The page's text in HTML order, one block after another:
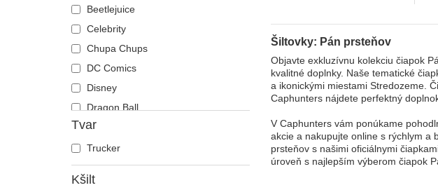
Beetlejuice
Celebrity
Chupa Chups
DC Comics
Disney
Dragon Ball
Harry Potter
Hip Hop Dogz
Hra o tróny
Hudba
Tvar
Trucker
Kšilt
Šiltovky: Pán prsteňov
Objavte exkluzívnu kolekciu čiapok
kvalitné doplnky. Naše tematické
a ikonickými miestami Stredozeme.
Caphunters nájdete perfektný
V Caphunters vám ponúkame
akcie a nakupujte online s rýchlym a
prsteňov s našimi oficiálnymi
úroveň s najlepším výberom čiapok